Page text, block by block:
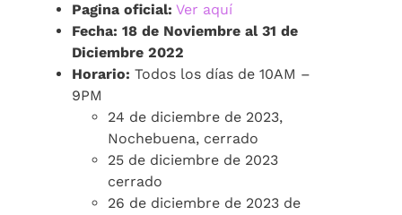
Pagina oficial: Ver aquí
Fecha: 18 de Noviembre al 31 de
Diciembre 2022
Horario: Todos los días de 10AM –
9PM
24 de diciembre de 2023,
Nochebuena, cerrado
25 de diciembre de 2023
cerrado
26 de diciembre de 2023 de